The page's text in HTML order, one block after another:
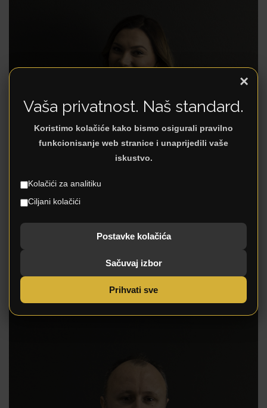
Menadžer prodaje
Menadžer tehnološkog
×
Vaša privatnost. Naš standard.
Koristimo kolačiće kako bismo osigurali pravilno
funkcionisanje web stranice i unaprijedili vaše
iskustvo.
Kolačići za analitiku
Ciljani kolačići
Postavke kolačića
Sačuvaj izbor
Prihvati sve